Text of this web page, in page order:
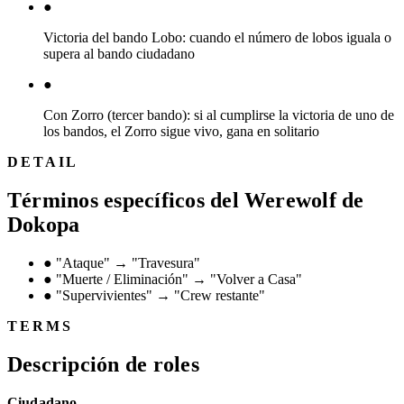
●
Victoria del bando Lobo: cuando el número de lobos iguala o
supera al bando ciudadano
●
Con Zorro (tercer bando): si al cumplirse la victoria de uno de
los bandos, el Zorro sigue vivo, gana en solitario
DETAIL
Términos específicos del Werewolf de
Dokopa
● "Ataque" → "Travesura"
● "Muerte / Eliminación" → "Volver a Casa"
● "Supervivientes" → "Crew restante"
TERMS
Descripción de roles